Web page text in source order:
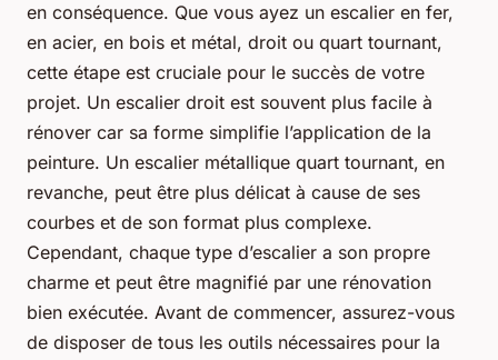
en conséquence. Que vous ayez un escalier en fer,
en acier, en bois et métal, droit ou quart tournant,
cette étape est cruciale pour le succès de votre
projet. Un escalier droit est souvent plus facile à
rénover car sa forme simplifie l’application de la
peinture. Un escalier métallique quart tournant, en
revanche, peut être plus délicat à cause de ses
courbes et de son format plus complexe.
Cependant, chaque type d’escalier a son propre
charme et peut être magnifié par une rénovation
bien exécutée. Avant de commencer, assurez-vous
de disposer de tous les outils nécessaires pour la